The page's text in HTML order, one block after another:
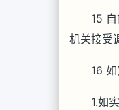
15
机关接受
16
1.如